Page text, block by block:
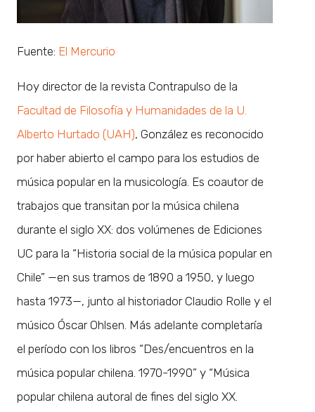
Fuente: El Mercurio
Hoy director de la revista Contrapulso de la
Facultad de Filosofía y Humanidades de la U.
Alberto Hurtado (UAH), González es reconocido
por haber abierto el campo para los estudios de
música popular en la musicología. Es coautor de
trabajos que transitan por la música chilena
durante el siglo XX: dos volúmenes de Ediciones
UC para la “Historia social de la música popular en
Chile” —en sus tramos de 1890 a 1950, y luego
hasta 1973—, junto al historiador Claudio Rolle y el
músico Óscar Ohlsen. Más adelante completaría
el período con los libros “Des/encuentros en la
música popular chilena. 1970-1990” y “Música
popular chilena autoral de fines del siglo XX.